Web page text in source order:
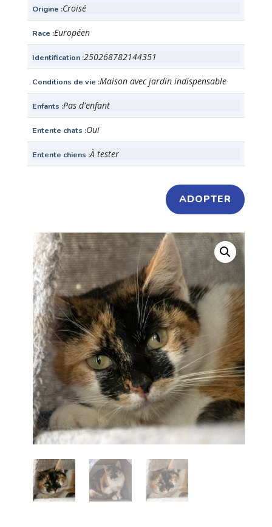
Origine Croisé
Race Européen
Identification 250268782144351
Conditions de vie Maison avec jardin indispensable
Enfants Pas d'enfant
Entente chats Oui
Entente chiens À tester
ADOPTER